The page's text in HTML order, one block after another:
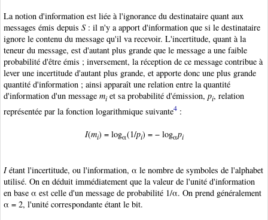
La notion d'information est liée à l'ignorance du destinataire quant aux
messages émis depuis S: il n'y a apport d'information que si le destinataire
ignore le contenu du message qu'il va recevoir. L'incertitude, quant à la
teneur du message, est d'autant plus grande que le message a une faible
probabilité d'être émis ; inversement, la réception de ce message contribue à
lever une incertitude d'autant plus grande, et apporte donc une plus grande
quantité d'information ; ainsi apparaît une relation entre la quantité
d'information d'un message miet sa probabilité d'émission, pi, relation
représentée par la fonction logarithmique suivante4 :
I(mi) = logα(1/pi) = − logαpi
Iétant l'incertitude, ou l'information, α le nombre de symboles de l'alphabet
utilisé. On en déduit immédiatement que la valeur de l'unité d'information
en base α est celle d'un message de probabilité 1/α. On prend généralement
α = 2, l'unité correspondante étant le bit.